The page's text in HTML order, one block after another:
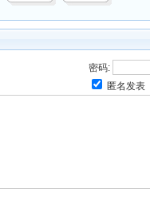
密码:
匿名发表